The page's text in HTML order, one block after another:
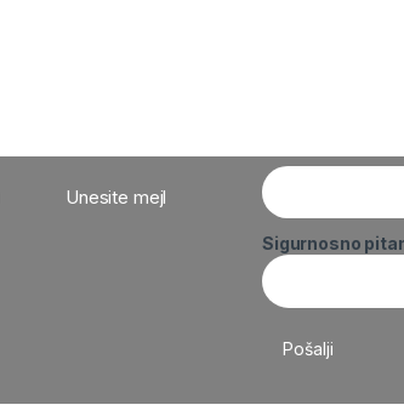
Unesite mejl
Sigurnosno